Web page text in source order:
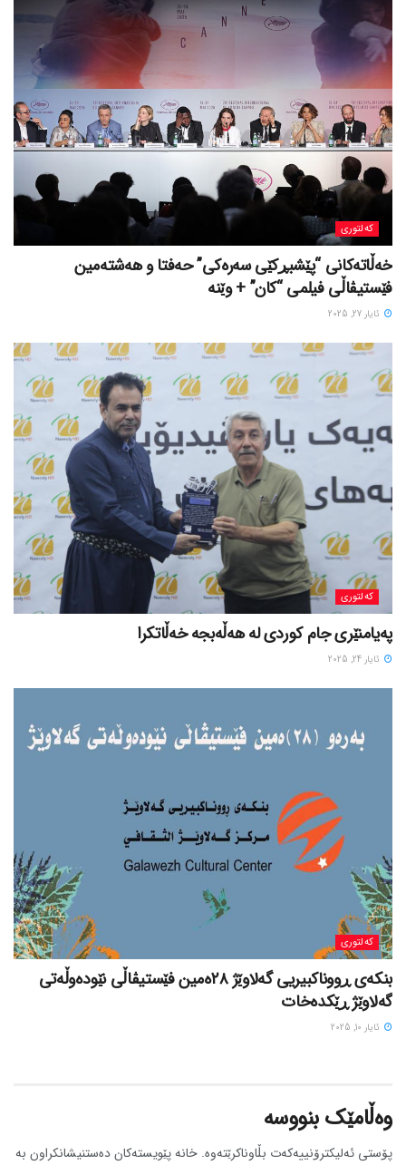
کەلتوری
خه‌ڵاته‌کانی “پێشبڕکێی سه‌ره‌کی” حه‌فتا و هه‌شته‌مین
فێستیڤاڵی فیلمی “کان” + وێنە
ئایار 27, 2025
کەلتوری
پەیامنێری جام کوردی لە ھەڵەبجە خەڵاتکرا
ئایار 24, 2025
کەلتوری
بنکەی ڕووناکبیریی گەلاوێژ ٢٨ەمین فێستیڤاڵی نێودەوڵەتی
گەلاوێژ ڕێکدەخات
ئایار 10, 2025
وەڵامێک بنووسە
پۆستی ئەلیکترۆنییەکەت بڵاوناکرێتەوە. خانە پێویستەکان دەستنیشانکراون بە